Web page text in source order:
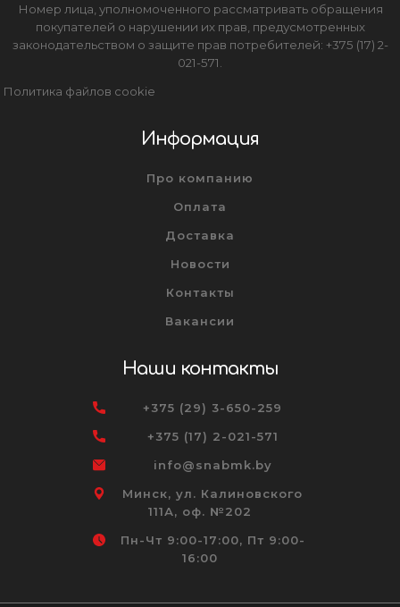
Номер лица, уполномоченного рассматривать обращения
покупателей о нарушении их прав, предусмотренных
законодательством о защите прав потребителей: +375 (17) 2-
021-571.
Политика файлов cookie
Информация
Про компанию
Оплата
Доставка
Новости
Контакты
Вакансии
Наши контакты
+375 (29) 3-650-259
+375 (17) 2-021-571
info@snabmk.by
Минск, ул. Калиновского
111А, оф. №202
Пн-Чт 9:00-17:00, Пт 9:00-
16:00